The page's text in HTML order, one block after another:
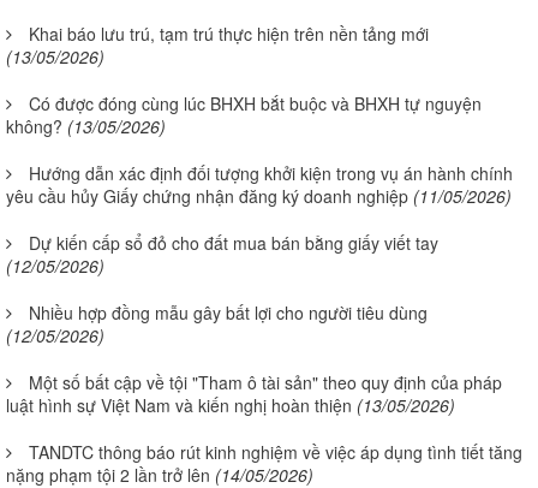
Khai báo lưu trú, tạm trú thực hiện trên nền tảng mới
(13/05/2026)
Có được đóng cùng lúc BHXH bắt buộc và BHXH tự nguyện
không? (13/05/2026)
Hướng dẫn xác định đối tượng khởi kiện trong vụ án hành chính
yêu cầu hủy Giấy chứng nhận đăng ký doanh nghiệp (11/05/2026)
Dự kiến cấp sổ đỏ cho đất mua bán bằng giấy viết tay
(12/05/2026)
Nhiều hợp đồng mẫu gây bất lợi cho người tiêu dùng
(12/05/2026)
Một số bất cập về tội "Tham ô tài sản" theo quy định của pháp
luật hình sự Việt Nam và kiến nghị hoàn thiện (13/05/2026)
TANDTC thông báo rút kinh nghiệm về việc áp dụng tình tiết tăng
nặng phạm tội 2 lần trở lên (14/05/2026)